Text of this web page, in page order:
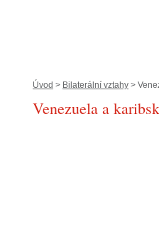
Úvod > Bilaterální vztahy >
Venezuela a